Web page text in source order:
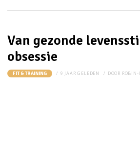
Van gezonde
obsessie
FIT & TRAINING 9 JAAR GELEDEN DOOR ROBIN-